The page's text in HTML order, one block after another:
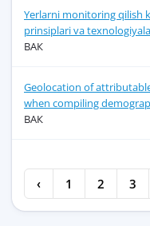
Yerlarni monitoring qilish
prinsiplari va
ВАК
Geolocation of
when compiling
ВАК
‹ 1 2 3